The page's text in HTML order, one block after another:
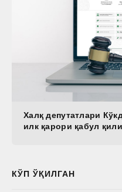
Халқ депутатлари
илк қарори қабул
КЎП ЎҚИЛГАН